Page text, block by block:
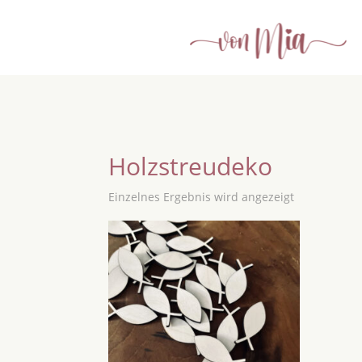
Holzstreudeko
Einzelnes Ergebnis wird angezeigt